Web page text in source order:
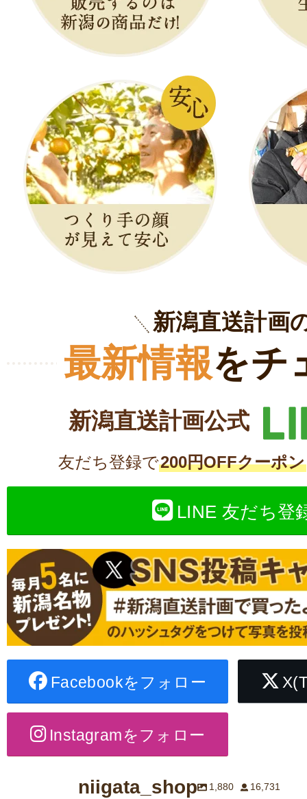
新潟直送計画
最新情報をチ
新潟直送計画公式
友だち登録で200円OFFクーポン
LINE 友だち登
Facebookをフォロー
Instagramをフォロー
niigata_shop 1,880
16,731